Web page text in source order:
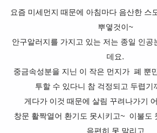
요즘 미세먼지 때문에 아침마다 음산한 스
뿌옇것이~
안구알러지를 가지고 있는 저는 종일 인공
데요.
중금속성분을 지닌 이 작은 먼지가 폐 뿐
투할 수 있다니 참 걱정되고 두렵기
게다가 이것 때문에 살림 꾸려나가기
창문 활짝열어 환기도 못시키고~ 이불도
음편히 못 말리고